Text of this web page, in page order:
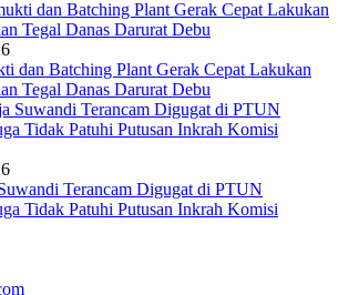
dan Batching Plant Gerak Cepat Lakukan
Tegal Danas Darurat Debu
Terancam Digugat di PTUN
Tidak Patuhi Putusan Inkrah Komisi